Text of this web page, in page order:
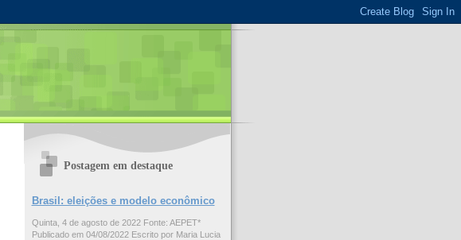
Postagem em destaque
Brasil: eleições e modelo econômico
Quinta, 4 de agosto de 2022 Fonte: AEPET*
Publicado em 04/08/2022 Escrito por Maria Lucia